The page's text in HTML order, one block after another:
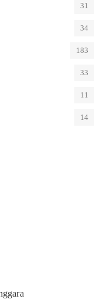
31
34
183
33
11
14